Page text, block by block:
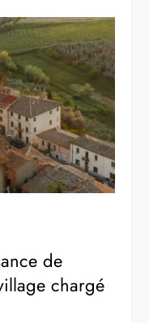
de
chargé